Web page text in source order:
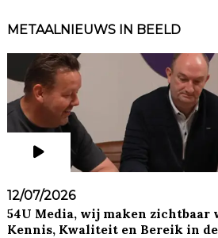
METAALNIEUWS IN BEELD
12/07/2026
54U Media, wij maken zichtbaar
Kennis, Kwaliteit en Bereik in